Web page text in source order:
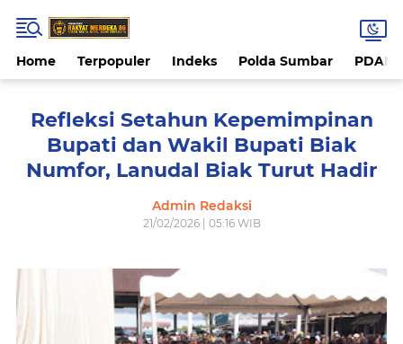
Home Terpopuler Indeks Polda Sumbar PDAM
Refleksi Setahun Kepemimpinan
Bupati dan Wakil Bupati Biak
Numfor, Lanudal Biak Turut Hadir
Admin Redaksi
21/02/2026 | 05:16 WIB